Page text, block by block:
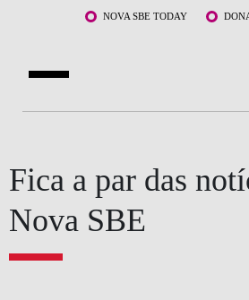
Saltar para o conteúdo principalNOVA SBE TODAY
Fica a par das
Nova SBE